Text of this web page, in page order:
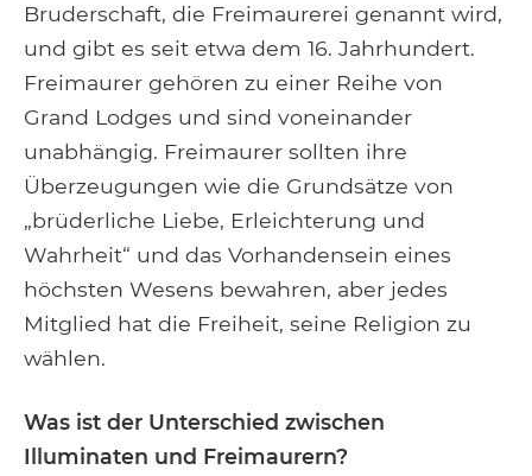
Bruderschaft, die Freimaurerei genannt wird,
und gibt es seit etwa dem 16. Jahrhundert.
Freimaurer gehören zu einer Reihe von
Grand Lodges und sind voneinander
unabhängig. Freimaurer sollten ihre
Überzeugungen wie die Grundsätze von
„brüderliche Liebe, Erleichterung und
Wahrheit“ und das Vorhandensein eines
höchsten Wesens bewahren, aber jedes
Mitglied hat die Freiheit, seine Religion zu
wählen.
Was ist der Unterschied zwischen
Illuminaten und Freimaurern?